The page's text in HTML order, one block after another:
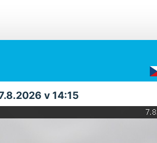
v 14:15